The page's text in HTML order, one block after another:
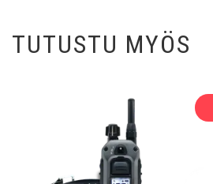
TUTUSTU MYÖS